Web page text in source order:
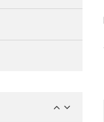
2.10€
0.83€